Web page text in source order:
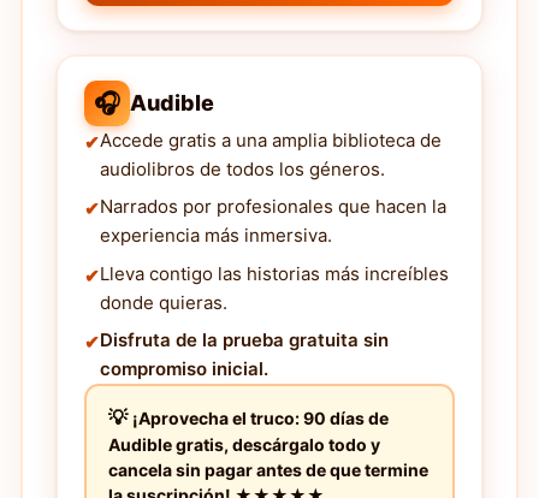
🎧 Audible
Accede gratis a una amplia biblioteca de
audiolibros de todos los géneros.
Narrados por profesionales que hacen la
experiencia más inmersiva.
Lleva contigo las historias más increíbles
donde quieras.
Disfruta de la prueba gratuita sin
compromiso inicial.
¡Aprovecha el truco: 90 días de
Audible gratis, descárgalo todo y
cancela sin pagar antes de que termine